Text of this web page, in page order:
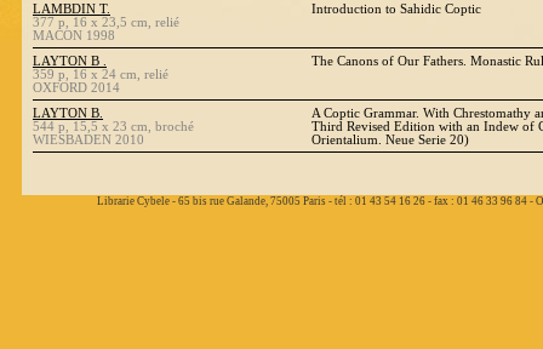
LAMBDIN T.
377 p, 16 x 23,5 cm, relié
MACON 1998
Introduction to Sahidic Coptic
LAYTON B .
359 p, 16 x 24 cm, relié
OXFORD 2014
The Canons of Our Fathers. Monastic
LAYTON B.
544 p, 15,5 x 23 cm, broché
WIESBADEN 2010
A Coptic Grammar. With Chrestomathy
Third Revised Edition with an Indew of
Orientalium. Neue Serie 20)
Librarie Cybele - 65 bis rue Galande, 75005 Paris - tél : 01 43 54 16 26 - fax : 01 46 33 96 84